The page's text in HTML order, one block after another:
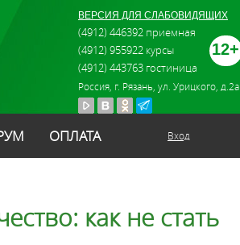
12+
ВЕРСИЯ ДЛЯ СЛАБОВИДЯЩИХ
(4912) 446392 приемная
(4912) 955922 курсы
(4912) 443763 гостиница
Россия, г. Рязань, ул. Урицкого, д.2а
ОПЛАТА Вход
как не стать